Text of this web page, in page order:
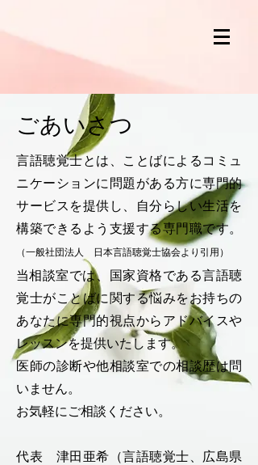
ごあいさつ
言語聴覚士とは、ことばによるコミュ
ニケーションに問題がある方に専門的
サービスを提供し、自分らしい生活を
構築できるよう支援する専門職です。
（一般社団法人 日本言語聴覚士協会より引用）
当相談室では、 国家資格である言語聴
覚士がことばに関する悩みをお持ちの
あなたに専門的視点からアドバイスや
レッスンを提供いたします。
医師の診断や他相談室での相談歴は問
いません。
お気軽にご相談ください。
代表 津田亜希（言語聴覚士、広島県